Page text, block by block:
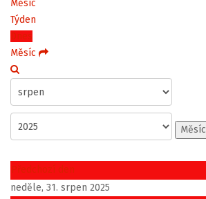
Měsíc
Týden
Dnes
Měsíc
Měsíc
Předchozí den
neděle, 31. srpen 2025